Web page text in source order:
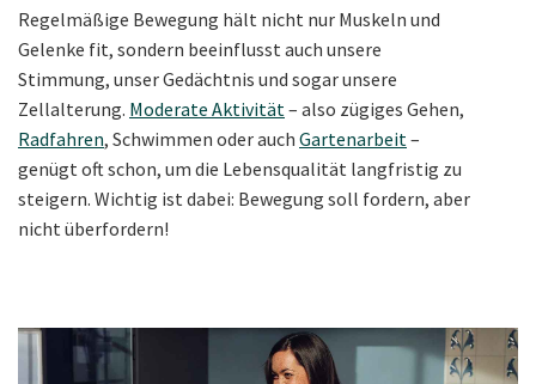
Regelmäßige Bewegung hält nicht nur Muskeln und
Gelenke fit, sondern beeinflusst auch unsere
Stimmung, unser Gedächtnis und sogar unsere
Zellalterung. Moderate Aktivität – also zügiges Gehen,
Radfahren, Schwimmen oder auch Gartenarbeit –
genügt oft schon, um die Lebensqualität langfristig zu
steigern. Wichtig ist dabei: Bewegung soll fordern, aber
nicht überfordern!